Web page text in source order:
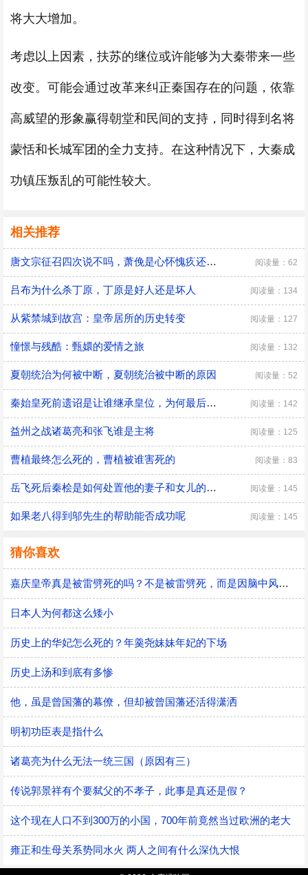
将大大增加。
考虑以上因素，扶苏的继位或许能够为大秦带来一些
改变。可能会通过改革来纠正秦国存在的问题，依靠
高威望的形象赢得朝堂和民间的支持，同时得到名将
蒙恬和长城军团的全力支持。在这种情况下，大秦成
功镇压叛乱的可能性较大。
相关推荐
唐文宗征召四次说不吗，萧俛是心怀愧疚还是居功自傲 阅读量：62
吕布为什么杀丁原，丁原是好人还是坏人 阅读量：134
从紫禁城到故宫：皇帝居所的历史转变 阅读量：127
憧憬与残酷：甄嬛的爱情之旅 阅读量：132
夏朝统治为何被中断，夏朝统治被中断的原因 阅读量：52
秦始皇死前遗诏是让谁继承皇位，为何最后是胡亥继位 阅读量：142
益州之战诸葛亮和张飞谁是主将 阅读量：125
曹植最终怎么死的，曹植被谁害死的 阅读量：83
​岳飞死后秦桧是如何处置他的妻子和女儿的，秦桧怎么处置岳飞家人的 阅读量：145
如果老八得到邬先生的帮助能否成功呢 阅读量：145
猜你喜欢
嘉庆皇帝真是被雷劈死的吗？不是被雷劈死，而是因脑中风而猝死
日本人为何都这么矮小
历史上的华妃怎么死的？年羹尧妹妹年妃的下场
历史上汤和到底有多惨
他，虽是曾国藩的幕僚，但却被曾国藩还活得潇洒
明初功臣表是指什么
诸葛亮为什么无法一统三国（原因有三）
传说郭景祥有个要弑父的不孝子，此事是真还是假？
这个现在人口不到300万的小国，700年前竟然当过欧洲的老大
雍正和生母关系势同水火 两人之间有什么深仇大恨